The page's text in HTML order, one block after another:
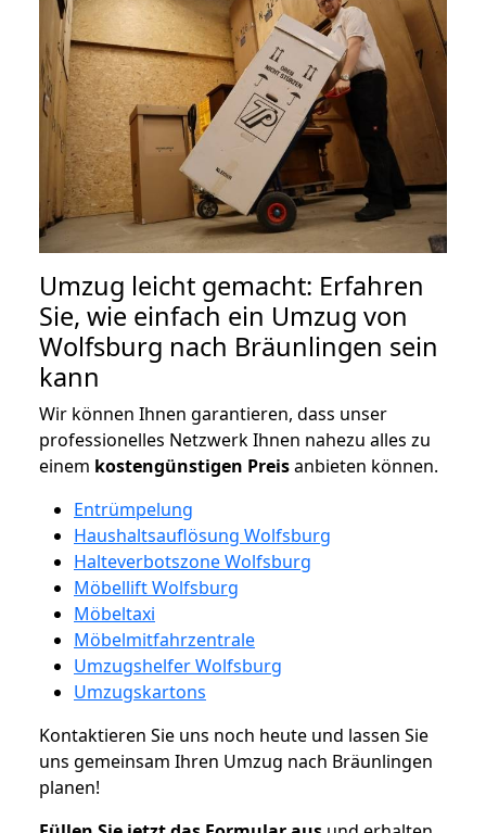
Umzug leicht gemacht: Erfahren
Sie, wie einfach ein Umzug von
Wolfsburg nach Bräunlingen sein
kann
Wir können Ihnen garantieren, dass unser
professionelles Netzwerk Ihnen nahezu alles zu
einem kostengünstigen Preisanbieten können.
Entrümpelung
Haushaltsauflösung Wolfsburg
Halteverbotszone Wolfsburg
Möbellift Wolfsburg
Möbeltaxi
Möbelmitfahrzentrale
Umzugshelfer Wolfsburg
Umzugskartons
Kontaktieren Sie uns noch heute und lassen Sie
uns gemeinsam Ihren Umzug nach Bräunlingen
planen!